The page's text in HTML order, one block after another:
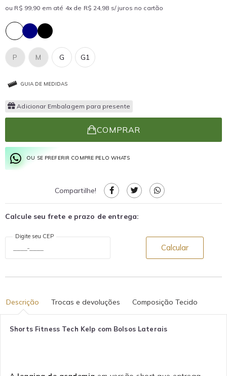
ou R$ 99,90 em até 4x de R$ 24,98 s/ juros no cartão
P M G1
G
GUIA DE MEDIDAS
Adicionar Embalagem para presente
COMPRAR
OU SE PREFERIR COMPRE PELO WHATS
Compartilhe!
Calcule seu frete e prazo de entrega:
Digite seu CEP
Calcular
Descrição Trocas e devoluções Composição Tecido
Shorts Fitness Tech Kelp com Bolsos Laterais